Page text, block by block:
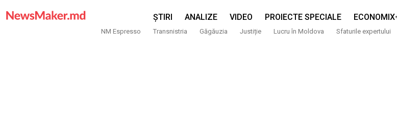
ȘTIRI ANALIZE VIDEO PROIECTE SPECIALE
NM Espresso Transnistria Găgăuzia Justiție Lucru în Moldova Sfaturile expertului